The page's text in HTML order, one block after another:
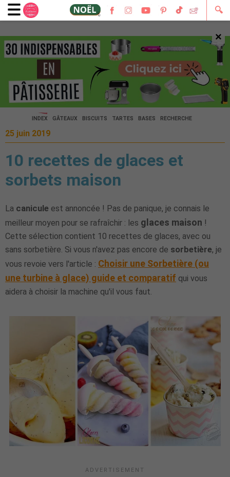
🔍
×
🔍
INDEX GÂTEAUX BISCUITS TARTES BASES RECHERCHE
25 juin 2019
10 recettes de glaces et
sorbets maison
La canicule est annoncée ! Pas de panique, je connais le
meilleur moyen pour se rafraîchir : les glaces maison !
Cette sélection contient 10 recettes de glaces, avec ou
sans sorbetière. Si vous n'avez pas encore de sorbetière, je
vous revoie vers l'article : Choisir une Sorbetière (ou
une turbine à glace) guide et comparatif qui vous
aidera à choisir la machine qu'il vous faut.